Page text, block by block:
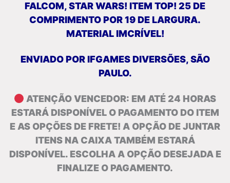
FALCOM, STAR WARS! ITEM TOP! 25 DE
COMPRIMENTO POR 19 DE LARGURA.
MATERIAL IMCRÍVEL!
ENVIADO POR IFGAMES DIVERSÕES, SÃO
PAULO.
ATENÇÃO VENCEDOR: EM ATÉ 24 HORAS
ESTARÁ DISPONÍVEL O PAGAMENTO DO ITEM
E AS OPÇÕES DE FRETE! A OPÇÃO DE JUNTAR
ITENS NA CAIXA TAMBÉM ESTARÁ
DISPONÍVEL. ESCOLHA A OPÇÃO DESEJADA E
FINALIZE O PAGAMENTO.